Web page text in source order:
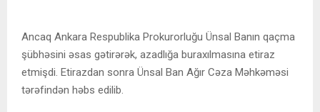
Ancaq Ankara Respublika Prokurorluğu Ünsal Banın qaçma
şübhəsini əsas gətirərək, azadlığa buraxılmasına etiraz
etmişdi. Etirazdan sonra Ünsal Ban Ağır Cəza Məhkəməsi
tərəfindən həbs edilib.